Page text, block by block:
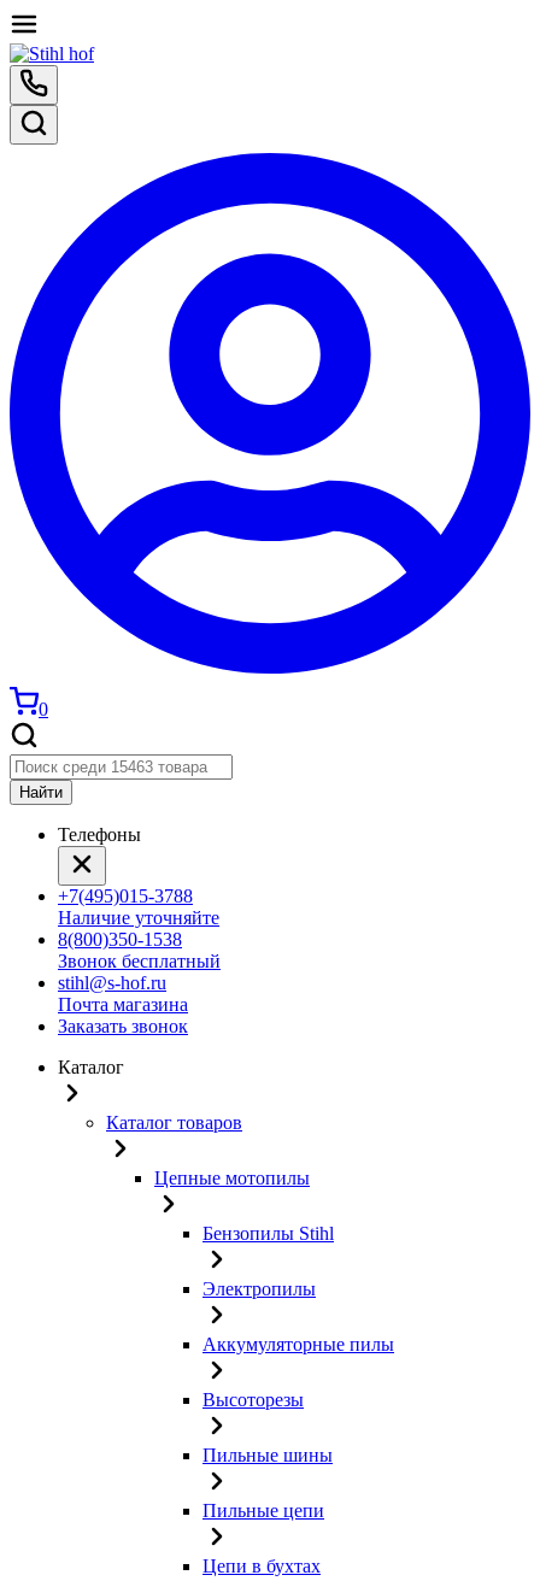
0
Найти
Телефоны
+7(495)015-3788
Наличие уточняйте
8(800)350-1538
Звонок бесплатный
stihl@s-hof.ru
Почта магазина
Заказать звонок
Каталог
Каталог товаров
Цепные мотопилы
Бензопилы Stihl
Электропилы
Аккумуляторные пилы
Высоторезы
Пильные шины
Пильные цепи
Цепи в бухтах